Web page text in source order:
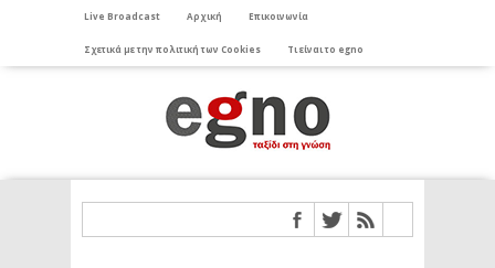
Live Broadcast Αρχική Επικοινωνία
Σχετικά με την πολιτική των Cookies Τι είναι το egno